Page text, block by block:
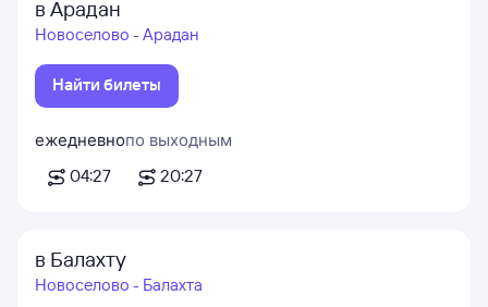
в Арадан
Новоселово - Арадан
Найти билеты
ежедневно
04:27
по выходным
20:27
в Балахту
Новоселово - Балахта